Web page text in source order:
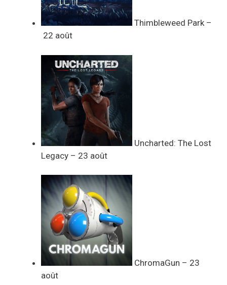
Thimbleweed Park –
22 août
Uncharted: The Lost
Legacy – 23 août
ChromaGun – 23
août